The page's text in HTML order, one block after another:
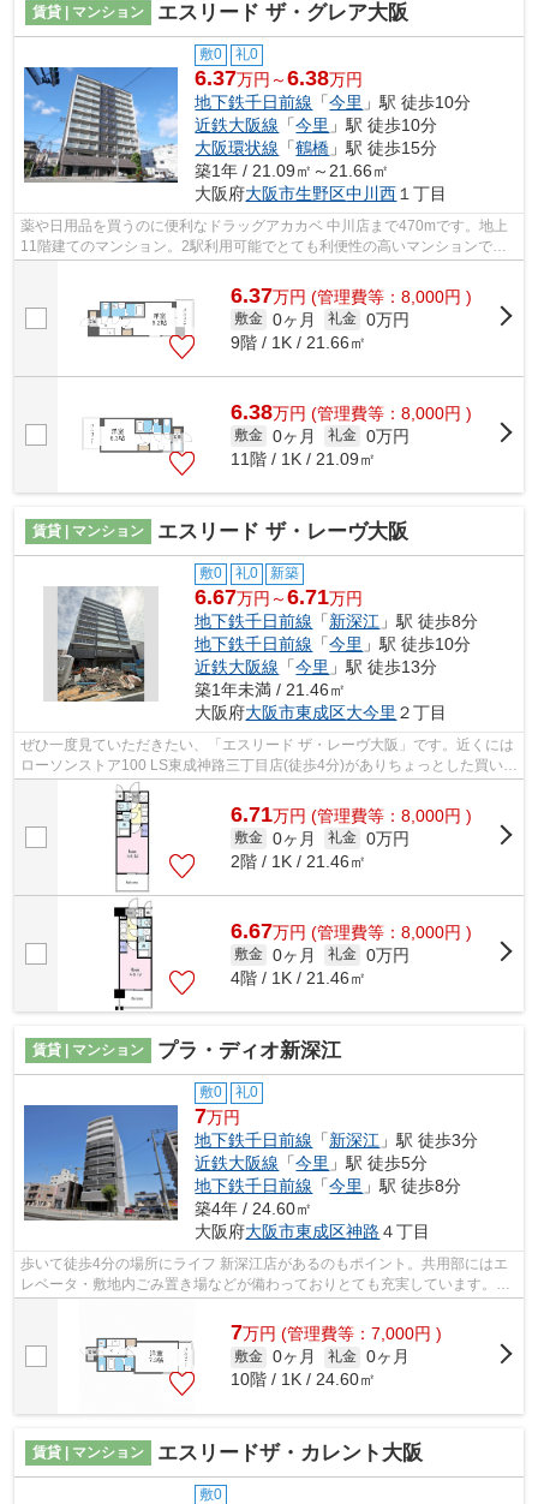
賃貸 | マンション エスリード ザ・グレア大阪
敷0 礼0
6.37万円～6.38万円
地下鉄千日前線 「今里 」駅 徒歩10分
近鉄大阪線 「今里 」駅 徒歩10分
大阪環状線 「鶴橋 」駅 徒歩15分
築1年 / 21.09㎡～21.66㎡
大阪府大阪市生野区中川西１丁目
薬や日用品を買うのに便利なドラッグアカカベ 中川店まで470mです。地上
11階建てのマンション。2駅利用可能でとても利便性の高いマンションで
6.37万円 (管理費等：8,000円 )
敷金 0ヶ月 礼金 0万円
9階 / 1K / 21.66㎡
6.38万円 (管理費等：8,000円 )
敷金 0ヶ月 礼金 0万円
11階 / 1K / 21.09㎡
賃貸 | マンション エスリード ザ・レーヴ大阪
敷0 礼0 新築
6.67万円～6.71万円
地下鉄千日前線 「新深江 」駅 徒歩8分
地下鉄千日前線 「今里 」駅 徒歩10分
近鉄大阪線 「今里 」駅 徒歩13分
築1年未満 / 21.46㎡
大阪府大阪市東成区大今里 ２丁目
ぜひ一度見ていただきたい、「エスリード ザ・レーヴ大阪」です。近くには
ローソンストア100 LS東成神路三丁目店(徒歩4分)がありちょっとした買い物
に便利です。共用部には敷地内ごみ...
6.71万円 (管理費等：8,000円 )
敷金 0ヶ月 礼金 0万円
2階 / 1K / 21.46㎡
6.67万円 (管理費等：8,000円 )
敷金 0ヶ月 礼金 0万円
4階 / 1K / 21.46㎡
賃貸 | マンション プラ・ディオ新深江
敷0 礼0
7万円
地下鉄千日前線 「新深江 」駅 徒歩3分
近鉄大阪線 「今里 」駅 徒歩5分
地下鉄千日前線 「今里 」駅 徒歩8分
築4年 / 24.60㎡
大阪府大阪市東成区神路 ４丁目
歩いて徒歩4分の場所にライフ 新深江店があるのもポイント。共用部にはエ
レベータ・敷地内ごみ置き場などが備わっておりとても充実しています。初
期費用のカード決済ができます。徒歩3...
7万円 (管理費等：7,000円 )
敷金 0ヶ月 礼金 0ヶ月
10階 / 1K / 24.60㎡
賃貸 | マンション エスリードザ・カレント大阪
敷0